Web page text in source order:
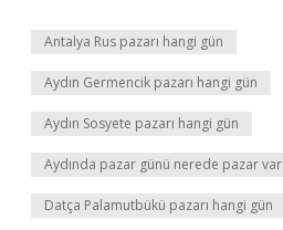
Antalya Rus pazarı hangi gün
Aydın Germencik pazarı hangi gün
Aydın Sosyete pazarı hangi gün
Aydında pazar günü nerede pazar var
Datça Palamutbükü pazarı hangi gün